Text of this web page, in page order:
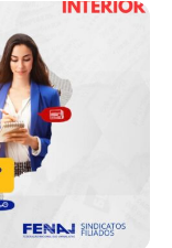
interior